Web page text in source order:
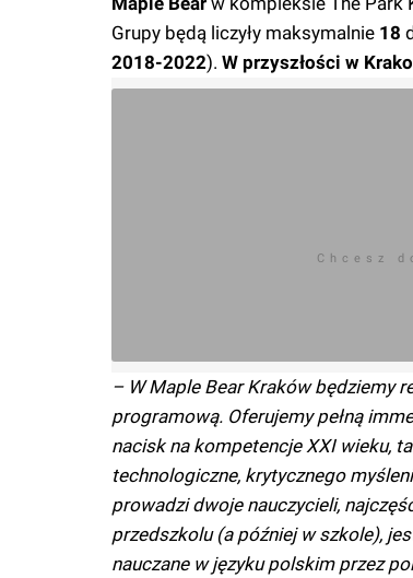
Grupy będą liczyły maksymalnie 18
2018-2022). W przyszłości w
Chcesz
– W Maple Bear Kraków będziemy
programową. Oferujemy pełną
nacisk na kompetencje XXI wieku,
technologiczne, krytycznego
prowadzi dwoje nauczycieli,
przedszkolu (a później w szkole),
nauczane w języku polskim przez